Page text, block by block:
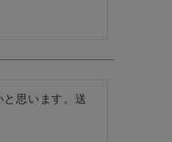
思います。送